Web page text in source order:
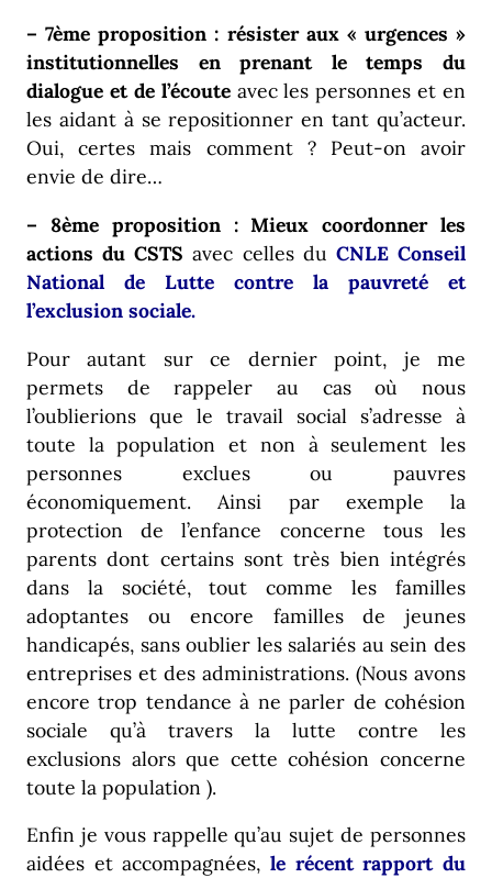
– 7ème proposition : résister aux « urgences »
institutionnelles en prenant le temps du
dialogue et de l’écouteavec les personnes et en
les aidant à se repositionner en tant qu’acteur.
Oui, certes mais comment ? Peut-on avoir
envie de dire…
– 8ème proposition : Mieux coordonner les
actions du CSTS avec celles du CNLEConseil
National de Lutte contre la pauvreté et
l’exclusion sociale.
Pour autant sur ce dernier point, je me
permets de rappeler au cas où nous
l’oublierions que le travail social s’adresse à
toute la population et non à seulement les
personnes exclues ou pauvres
économiquement. Ainsi par exemple la
protection de l’enfance concerne tous les
parents dont certains sont très bien intégrés
dans la société, tout comme les familles
adoptantes ou encore familles de jeunes
handicapés, sans oublier les salariés au sein des
entreprises et des administrations. (Nous avons
encore trop tendance à ne parler de cohésion
sociale qu’à travers la lutte contre les
exclusions alors que cette cohésion concerne
toute la population ).
Enfin je vous rappelle qu’au sujet de personnes
aidées et accompagnées, le récent rapport du